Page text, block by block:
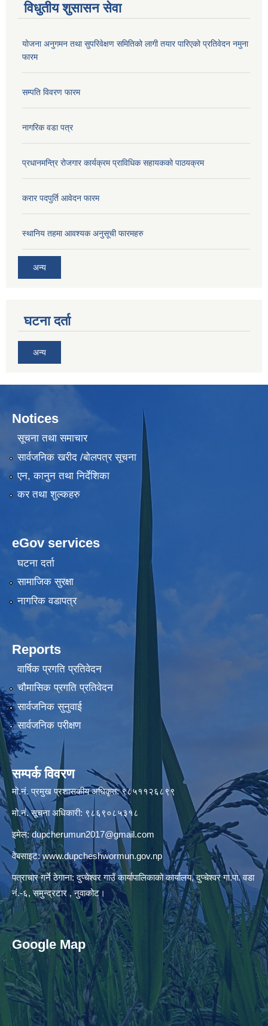
विधुतीय शुसासन सेवा
योजना अनुगमन तथा सुपरिवेक्षण समितिको लागी तयार पारिएको प्रतिवेदन नमुना
फारम
सम्पति विवरण फारम
नागरिक वडा पत्र
प्रधानमन्त्रि रोजगार कार्यक्रम प्राविधिक सहायकको पाठयक्रम
करार पदपुर्ति आवेदन फारम
स्थानिय तहमा आवश्यक अनुसूची फारमहरु
अन्य
घटना दर्ता
अन्य
Notices
सूचना तथा समाचार
सार्वजनिक खरीद /बोलपत्र सूचना
एन, कानुन तथा निर्देशिका
कर तथा शुल्कहरु
eGov services
घटना दर्ता
सामाजिक सुरक्षा
नागरिक वडापत्र
Reports
वार्षिक प्रगति प्रतिवेदन
चौमासिक प्रगति प्रतिवेदन
सार्वजनिक सुनुवाई
सार्वजनिक परीक्षण
सम्पर्क विवरण
मो.नं. प्रमुख प्रशासकीय अधिकृत: ९८५११२६८९९
मो.नं. सूचना अधिकारी: ९८६९०८५३१८
इमेल:dupcherumun2017@gmail.com
वेबसाइट:www.dupcheshwormun.gov.np
पत्राचार गर्ने ठेगाना: दुप्चेश्वर गाउँ कार्यापालिकाको कार्यालय, दुप्चेश्वर गा.पा. वडा
नं.-६, समुन्द्रटार , नुवाकोट।
Google Map